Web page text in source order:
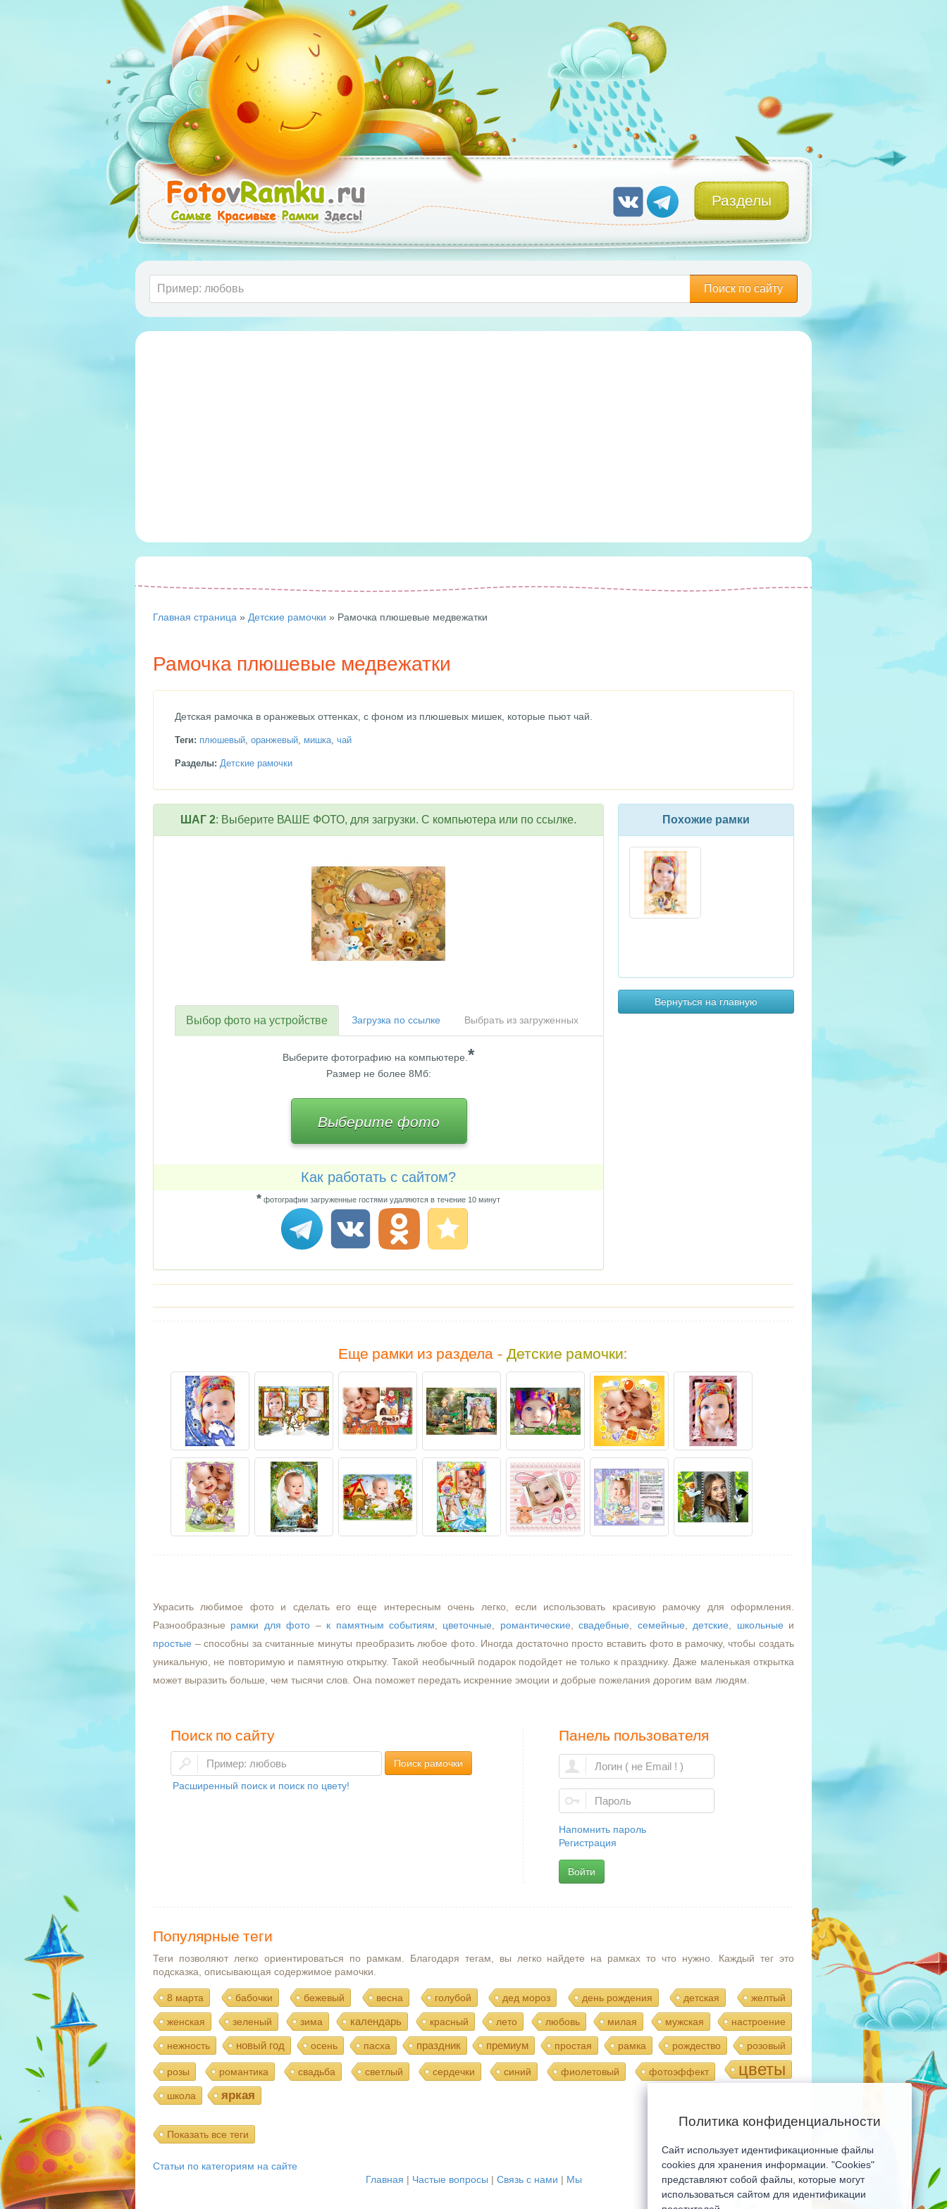
Разделы
Поиск по сайту
Главная страница » Детские рамочки » Рамочка плюшевые медвежатки
Рамочка плюшевые медвежатки
Детская рамочка в оранжевых оттенках, с фоном из плюшевых мишек, которые пьют чай.
Теги: плюшевый, оранжевый, мишка, чай
Разделы: Детские рамочки
Похожие рамки
Вернуться на главную
ШАГ 2: Выберите ВАШЕ ФОТО, для загрузки. С компьютера или по ссылке.
Выбор фото на устройстве Загрузка по ссылке Выбрать из загруженных
Выберите фотографию на компьютере. *
Размер не более 8Мб:
Выберите фото
Как работать с сайтом?
* фотографии загруженные гостями удаляются в течение 10 минут
Еще рамки из раздела - Детские рамочки:
Украсить любимое фото и сделать его еще интересным очень легко, если использовать красивую рамочку для оформления.
Разнообразные рамки для фото – к памятным событиям цветочные романтические ,свадебные семейные детские школьные и
простые – способны за считанные минуты преобразить любое фото. Иногда достаточно просто вставить фото в рамочку, чтобы создать
уникальную, не повторимую и памятную открытку. Такой необычный подарок подойдет не только к празднику. Даже маленькая открытка
может выразить больше, чем тысячи слов. Она поможет передать искренние эмоции и добрые пожелания дорогим вам людям.
Поиск по сайту
Поиск рамочки
Расширенный поиск и поиск по цвету!
Панель пользователя
Напомнить пароль
Регистрация
Войти
Популярные теги
Теги позволяют легко ориентироваться по рамкам. Благодаря тегам, вы легко найдете на рамках то что нужно. Каждый тег это
подсказка, описывающая содержимое рамочки.
8 марта бабочки бежевый весна голубой дед мороз день рождения детская желтый
женская зеленый зима календарь красный лето любовь милая мужская настроение
нежность новый год осень пасха праздник премиум простая рамка рождество розовый
розы романтика свадьба светлый сердечки синий фиолетовый фотоэффект цветы
школа яркая
Показать все теги
Мобильная версия сайта
Статьи по категориям на сайте
Главная | Частые вопросы | Связь с нами | Мы
Политика конфиденциальности
Сайт использует идентификационные файлы
cookies для хранения информации. "Cookies"
представляют собой файлы, которые могут
использоваться сайтом для идентификации